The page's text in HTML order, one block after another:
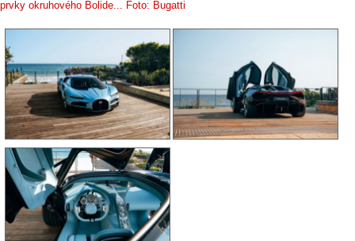
prvky okruhového Bolide... Foto: Bugatti